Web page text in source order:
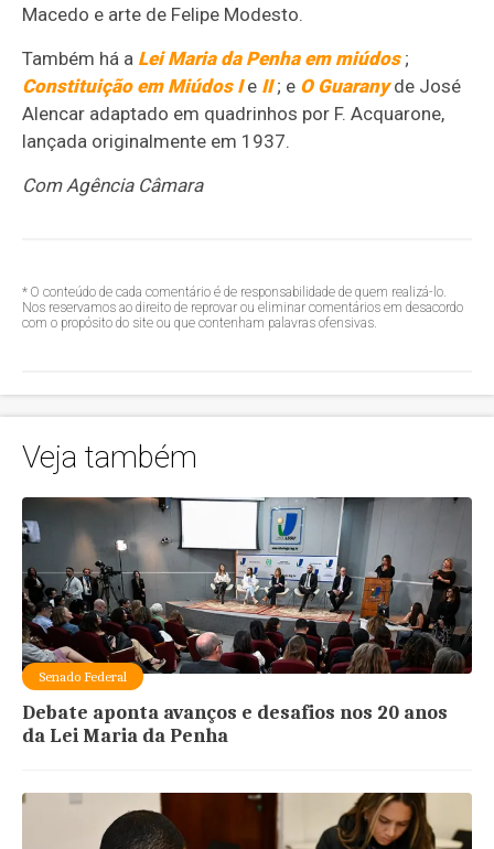
Macedo e arte de Felipe Modesto.
Também há a Lei Maria da Penha em miúdos ;
Constituição em Miúdos I e II ; e O Guarany de José
Alencar adaptado em quadrinhos por F. Acquarone,
lançada originalmente em 1937.
Com Agência Câmara
* O conteúdo de cada comentário é de responsabilidade de quem realizá-lo.
Nos reservamos ao direito de reprovar ou eliminar comentários em desacordo
com o propósito do site ou que contenham palavras ofensivas.
Veja também
Senado Federal
Debate aponta avanços e desafios nos 20 anos
da Lei Maria da Penha